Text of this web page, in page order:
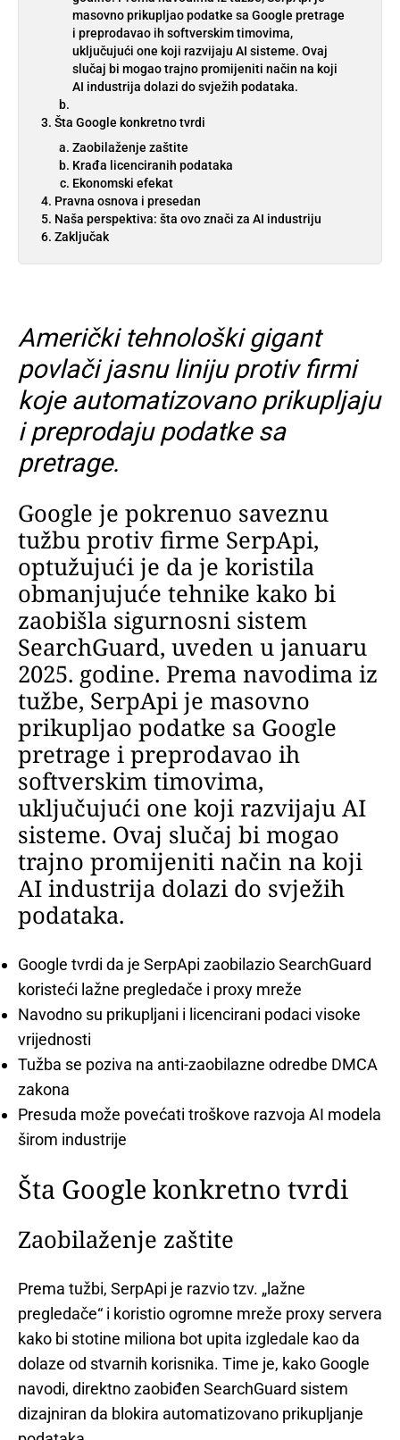
masovno prikupljao podatke sa Google pretrage
i preprodavao ih softverskim timovima,
uključujući one koji razvijaju AI sisteme. Ovaj
slučaj bi mogao trajno promijeniti način na koji
AI industrija dolazi do svježih podataka.
Šta Google konkretno tvrdi
Zaobilaženje zaštite
Krađa licenciranih podataka
Ekonomski efekat
Pravna osnova i presedan
Naša perspektiva: šta ovo znači za AI industriju
Zaključak
Američki tehnološki gigant
povlači jasnu liniju protiv firmi
koje automatizovano prikupljaju
i preprodaju podatke sa
pretrage.
Google je pokrenuo saveznu
tužbu protiv firme SerpApi,
optužujući je da je koristila
obmanjujuće tehnike kako bi
zaobišla sigurnosni sistem
SearchGuard, uveden u januaru
2025. godine. Prema navodima iz
tužbe, SerpApi je masovno
prikupljao podatke sa Google
pretrage i preprodavao ih
softverskim timovima,
uključujući one koji razvijaju AI
sisteme. Ovaj slučaj bi mogao
trajno promijeniti način na koji
AI industrija dolazi do svježih
podataka.
Google tvrdi da je SerpApi zaobilazio SearchGuard
koristeći lažne pregledače i proxy mreže
Navodno su prikupljani i licencirani podaci visoke
vrijednosti
Tužba se poziva na anti-zaobilazne odredbe DMCA
zakona
Presuda može povećati troškove razvoja AI modela
širom industrije
Šta Google konkretno tvrdi
Zaobilaženje zaštite
Prema tužbi, SerpApi je razvio tzv. „lažne
pregledače“ i koristio ogromne mreže proxy servera
kako bi stotine miliona bot upita izgledale kao da
dolaze od stvarnih korisnika. Time je, kako Google
navodi, direktno zaobiđen SearchGuard sistem
dizajniran da blokira automatizovano prikupljanje